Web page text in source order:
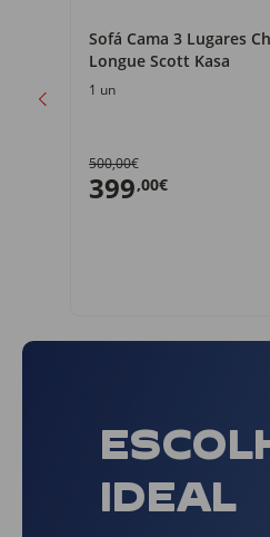
Sofá Cama 3 Lugares
Longue Scott Kasa
1 un
500,00€
399,00€
IDEAL